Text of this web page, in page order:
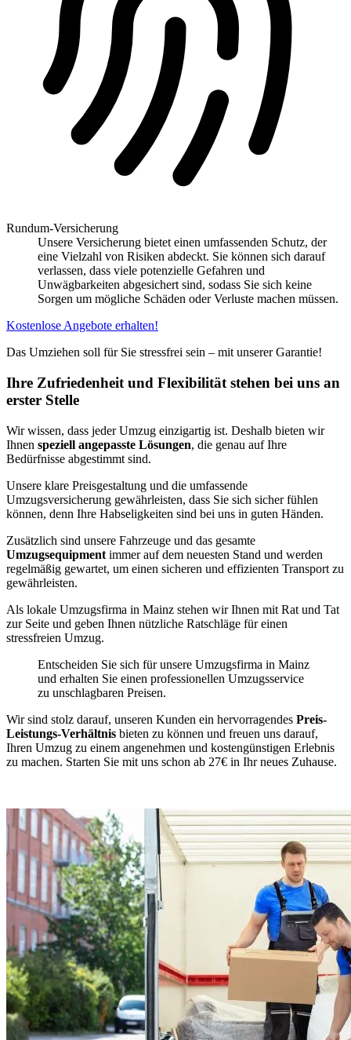
Rundum-Versicherung
Unsere Versicherung bietet einen umfassenden Schutz, der
eine Vielzahl von Risiken abdeckt. Sie können sich darauf
verlassen, dass viele potenzielle Gefahren und
Unwägbarkeiten abgesichert sind, sodass Sie sich keine
Sorgen um mögliche Schäden oder Verluste machen müssen.
Kostenlose Angebote erhalten!
Das Umziehen soll für Sie stressfrei sein – mit unserer Garantie!
Ihre Zufriedenheit und Flexibilität stehen bei uns an
erster Stelle
Wir wissen, dass jeder Umzug einzigartig ist. Deshalb bieten wir
Ihnen speziell angepasste Lösungen, die genau auf Ihre
Bedürfnisse abgestimmt sind.
Unsere klare Preisgestaltung und die umfassende
Umzugsversicherung gewährleisten, dass Sie sich sicher fühlen
können, denn Ihre Habseligkeiten sind bei uns in guten Händen.
Zusätzlich sind unsere Fahrzeuge und das gesamte
Umzugsequipment immer auf dem neuesten Stand und werden
regelmäßig gewartet, um einen sicheren und effizienten Transport zu
gewährleisten.
Als lokale Umzugsfirma in Mainz stehen wir Ihnen mit Rat und Tat
zur Seite und geben Ihnen nützliche Ratschläge für einen
stressfreien Umzug.
Entscheiden Sie sich für unsere Umzugsfirma in Mainz
und erhalten Sie einen professionellen Umzugsservice
zu unschlagbaren Preisen.
Wir sind stolz darauf, unseren Kunden ein hervorragendes Preis-
Leistungs-Verhältnis bieten zu können und freuen uns darauf,
Ihren Umzug zu einem angenehmen und kostengünstigen Erlebnis
zu machen. Starten Sie mit uns schon ab 27€ in Ihr neues Zuhause.